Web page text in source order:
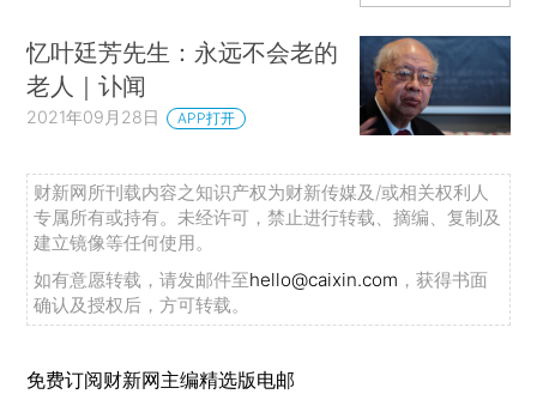
忆叶廷芳先生：永远不会老的
老人｜讣闻
2021年09月28日 APP打开
财新网所刊载内容之知识产权为财新传媒及/或相关权利人
专属所有或持有。未经许可，禁止进行转载、摘编、复制及
建立镜像等任何使用。
如有意愿转载，请发邮件至hello@caixin.com ，获得书面
确认及授权后，方可转载。
免费订阅财新网主编精选版电邮